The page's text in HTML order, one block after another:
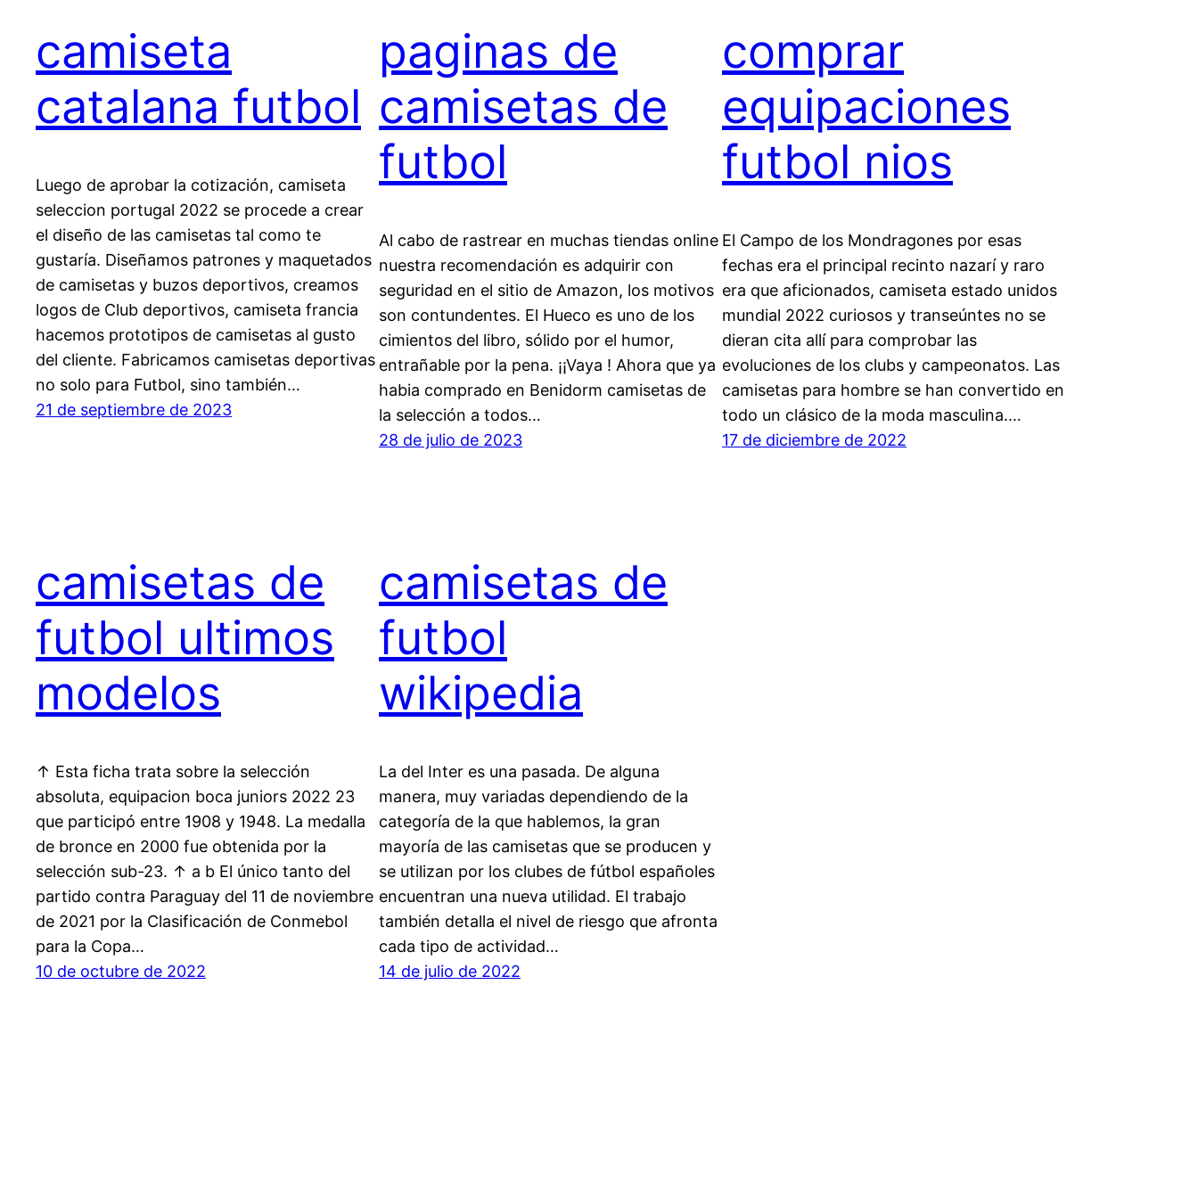
camiseta
catalana futbol
Luego de aprobar la cotización, camiseta
seleccion portugal 2022 se procede a crear
el diseño de las camisetas tal como te
gustaría. Diseñamos patrones y maquetados
de camisetas y buzos deportivos, creamos
logos de Club deportivos, camiseta francia
hacemos prototipos de camisetas al gusto
del cliente. Fabricamos camisetas deportivas
no solo para Futbol, sino también…
21 de septiembre de 2023
paginas de
camisetas de
futbol
Al cabo de rastrear en muchas tiendas online
nuestra recomendación es adquirir con
seguridad en el sitio de Amazon, los motivos
son contundentes. El Hueco es uno de los
cimientos del libro, sólido por el humor,
entrañable por la pena. ¡¡Vaya ! Ahora que ya
habia comprado en Benidorm camisetas de
la selección a todos…
28 de julio de 2023
comprar
equipaciones
futbol nios
El Campo de los Mondragones por esas
fechas era el principal recinto nazarí y raro
era que aficionados, camiseta estado unidos
mundial 2022 curiosos y transeúntes no se
dieran cita allí para comprobar las
evoluciones de los clubs y campeonatos. Las
camisetas para hombre se han convertido en
todo un clásico de la moda masculina.…
17 de diciembre de 2022
camisetas de
futbol ultimos
modelos
↑ Esta ficha trata sobre la selección
absoluta, equipacion boca juniors 2022 23
que participó entre 1908 y 1948. La medalla
de bronce en 2000 fue obtenida por la
selección sub-23. ↑ a b El único tanto del
partido contra Paraguay del 11 de noviembre
de 2021 por la Clasificación de Conmebol
para la Copa…
10 de octubre de 2022
camisetas de
futbol
wikipedia
La del Inter es una pasada. De alguna
manera, muy variadas dependiendo de la
categoría de la que hablemos, la gran
mayoría de las camisetas que se producen y
se utilizan por los clubes de fútbol españoles
encuentran una nueva utilidad. El trabajo
también detalla el nivel de riesgo que afronta
cada tipo de actividad…
14 de julio de 2022